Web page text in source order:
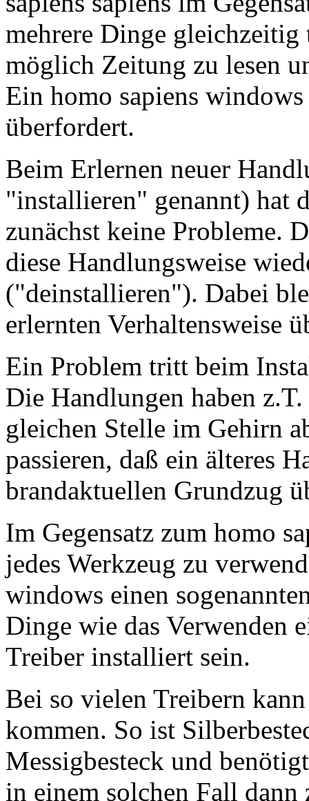
mehrere Dinge
möglich Zeitung zu lesen
Ein homo sapiens
überfordert.
Beim Erlernen neuer
"installieren" genannt) hat
zunächst keine Probleme.
diese Handlungsweise
("deinstallieren"). Dabei
erlernten Verhaltensweise
Ein Problem tritt beim
Die Handlungen haben
gleichen Stelle im Gehirn
passieren, daß ein älteres
brandaktuellen Grundzug
Im Gegensatz zum homo
jedes Werkzeug zu
windows einen
Dinge wie das Verwenden
Treiber installiert sein.
Bei so vielen Treibern
kommen. So ist
Messigbesteck und
in einem solchen Fall